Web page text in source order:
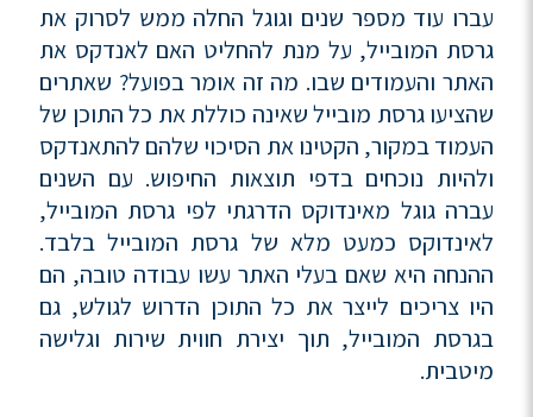
עברו עוד מספר שנים וגוגל החלה ממש לסרוק את
גרסת המובייל, על מנת להחליט האם לאנדקס את
האתר והעמודים שבו. מה זה אומר בפועל? שאתרים
שהציעו גרסת מובייל שאינה כוללת את כל התוכן של
העמוד במקור, הקטינו את הסיכוי שלהם להתאנדקס
ולהיות נוכחים בדפי תוצאות החיפוש. עם השנים
עברה גוגל מאינדוקס הדרגתי לפי גרסת המובייל,
לאינדוקס כמעט מלא של גרסת המובייל בלבד.
ההנחה היא שאם בעלי האתר עשו עבודה טובה, הם
היו צריכים לייצר את כל התוכן הדרוש לגולש, גם
בגרסת המובייל, תוך יצירת חווית שירות וגלישה
מיטבית.